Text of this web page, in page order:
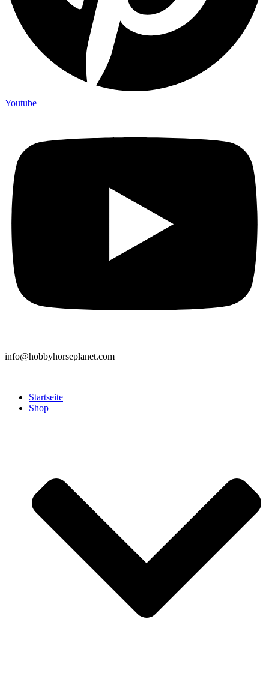
Youtube
info@hobbyhorseplanet.com
Startseite
Shop